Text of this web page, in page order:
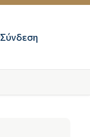
Σύνδεση